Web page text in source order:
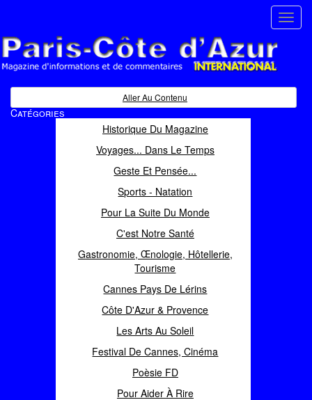
Magazine d'informations et de commentaires
Aller Au Contenu
Catégories
Historique Du Magazine
Voyages... Dans Le Temps
Geste Et Pensée...
Sports - Natation
Pour La Suite Du Monde
C'est Notre Santé
Gastronomie, Œnologie, Hôtellerie,
Tourisme
Cannes Pays De Lérins
Côte D'Azur & Provence
Les Arts Au Soleil
Festival De Cannes, Cinéma
Poèsie FD
Pour Aider À Rire